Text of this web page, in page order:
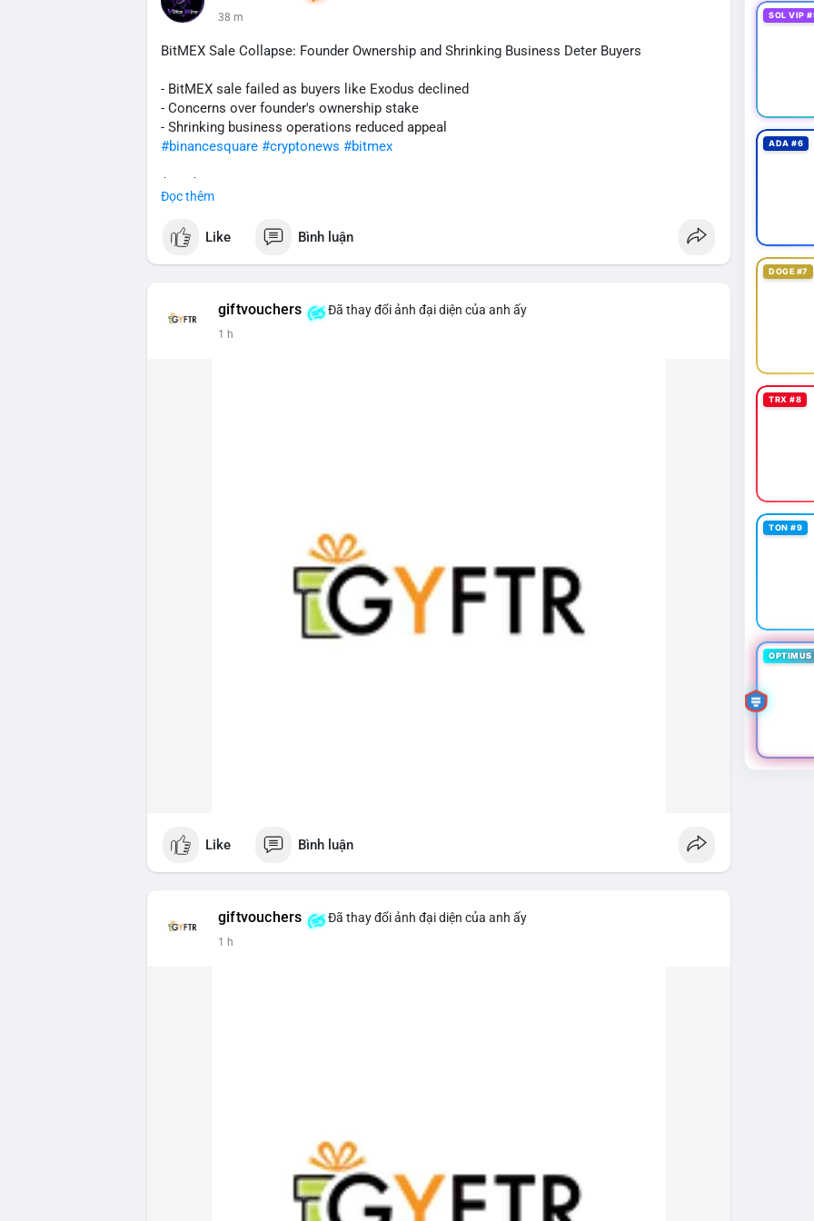
tin nếu dòng tiền đi vào kho lưu trữ lạnh.
Lời khuyên cho nhà đầu tư nhỏ lẻ:
hiện trên sàn giao dịch lớn, hãy cân nhắc giảm vị thế đòn bẩy. Ngược lại, nếu chuyển sang ví
lạnh, đây có thể là tín hiệu tích lũy tích cực. Luôn đặt lệnh stop-loss và tránh FOMO trong
biến động ngắn hạn.
38 m
BitMEX Sale Collapse: Founder Ownership and Shrinking Business Deter Buyers
- BitMEX sale failed as buyers like Exodus declined
- Concerns over founder's ownership stake
- Shrinking business operations reduced appeal
#binancesquare #cryptonews #bitmex
📰 Nguồn: CoinDesk
Đọc thêm
Like Bình luận
giftvouchers Đã thay đổi ảnh đại diện của anh ấy
1 h
Like Bình luận
giftvouchers Đã thay đổi ảnh đại diện của anh ấy
1 h
SOL VIP
ADA #6
DOGE #7
TRX #8
TON #9
OPTIMUS